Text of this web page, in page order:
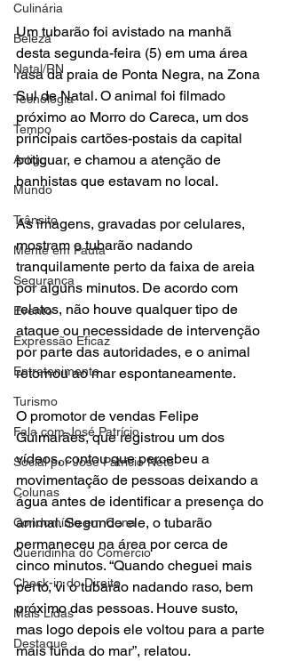
Culinária
Beleza
Natal/RN
Tecnologia
Tempo
Artigo
Mundo
Trânsito
Mente em Pauta
Segurança
Evento
Expressão Eficaz
Entretenimento
Turismo
Fala com José Patrício
Social por José Patrício Neto
Colunas
Condomínio em Cena
Queridinha do Comércio
Check-in do Direito
Mais Lidas
Destaque
Um tubarão foi avistado na manhã
desta segunda-feira (5) em uma área
rasa da praia de Ponta Negra, na Zona
Sul de Natal. O animal foi filmado
próximo ao Morro do Careca, um dos
principais cartões-postais da capital
potiguar, e chamou a atenção de
banhistas que estavam no local.
As imagens, gravadas por celulares,
mostram o tubarão nadando
tranquilamente perto da faixa de areia
por alguns minutos. De acordo com
relatos, não houve qualquer tipo de
ataque ou necessidade de intervenção
por parte das autoridades, e o animal
retornou ao mar espontaneamente.
O promotor de vendas Felipe
Guimarães, que registrou um dos
vídeos, contou que percebeu a
movimentação de pessoas deixando a
água antes de identificar a presença do
animal. Segundo ele, o tubarão
permaneceu na área por cerca de
cinco minutos. “Quando cheguei mais
perto, vi o tubarão nadando raso, bem
próximo das pessoas. Houve susto,
mas logo depois ele voltou para a parte
mais funda do mar”, relatou.